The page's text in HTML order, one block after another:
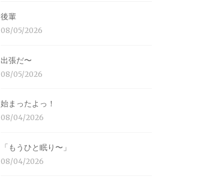
後輩
08/05/2026
出張だ〜
08/05/2026
始まったよっ！
08/04/2026
「もうひと眠り〜」
08/04/2026